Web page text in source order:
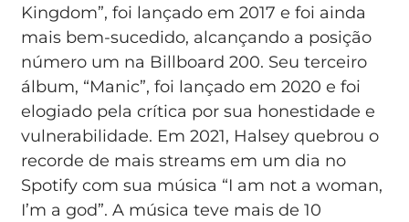
Kingdom”, foi lançado em 2017 e foi ainda
mais bem-sucedido, alcançando a posição
número um na Billboard 200. Seu terceiro
álbum, “Manic”, foi lançado em 2020 e foi
elogiado pela crítica por sua honestidade e
vulnerabilidade. Em 2021, Halsey quebrou o
recorde de mais streams em um dia no
Spotify com sua música “I am not a woman,
I’m a god”. A música teve mais de 10